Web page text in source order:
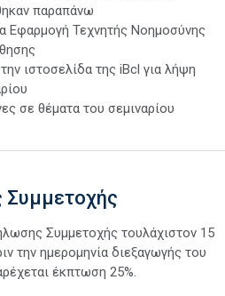
παραπάνω
Εφαρμογή Τεχνητής Νοημοσύνης
ιστοσελίδα της iBcl για λήψη
σε θέματα του σεμιναρίου
Συμμετοχής
Συμμετοχής τουλάχιστον 15
την ημερομηνία διεξαγωγής του
έκπτωση 25%.